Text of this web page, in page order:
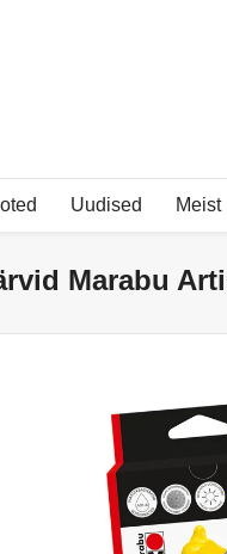
Uudised Meist
Marabu